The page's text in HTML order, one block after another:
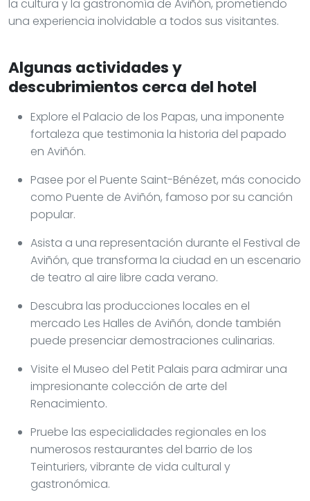
la cultura y la gastronomía de Aviñón, prometiendo
una experiencia inolvidable a todos sus visitantes.
Algunas actividades y
descubrimientos cerca del hotel
Explore el Palacio de los Papas, una imponente
fortaleza que testimonia la historia del papado
en Aviñón.
Pasee por el Puente Saint-Bénézet, más conocido
como Puente de Aviñón, famoso por su canción
popular.
Asista a una representación durante el Festival de
Aviñón, que transforma la ciudad en un escenario
de teatro al aire libre cada verano.
Descubra las producciones locales en el
mercado Les Halles de Aviñón, donde también
puede presenciar demostraciones culinarias.
Visite el Museo del Petit Palais para admirar una
impresionante colección de arte del
Renacimiento.
Pruebe las especialidades regionales en los
numerosos restaurantes del barrio de los
Teinturiers, vibrante de vida cultural y
gastronómica.